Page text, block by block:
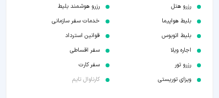
رزرو هتل
بلیط هواپیما
بلیط اتوبوس
اجاره ویلا
رزرو تور
ویزای توریستی
رزرو هوشمند بلیط
خدمات سفر سازمانی
قوانین استرداد
سفر اقساطی
سفر کارت
کارناوال تایم